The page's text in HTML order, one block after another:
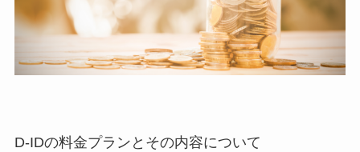
D-IDの料金プランとその内容について